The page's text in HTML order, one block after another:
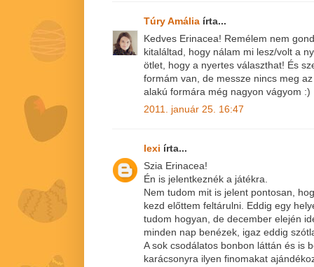
Túry Amália írta...
Kedves Erinacea! Remélem nem
kitaláltad, hogy nálam mi lesz/volt a
ötlet, hogy a nyertes választhat! És
formám van, de messze nincs meg
alakú formára még nagyon vágyom :)
2011. január 25. 16:47
lexi írta...
Szia Erinacea!
Én is jelentkeznék a játékra.
Nem tudom mit is jelent pontosan,
kezd előttem feltárulni. Eddig egy
tudom hogyan, de december elején
minden nap benézek, igaz eddig
A sok csodálatos bonbon láttán és is
karácsonyra ilyen finomakat